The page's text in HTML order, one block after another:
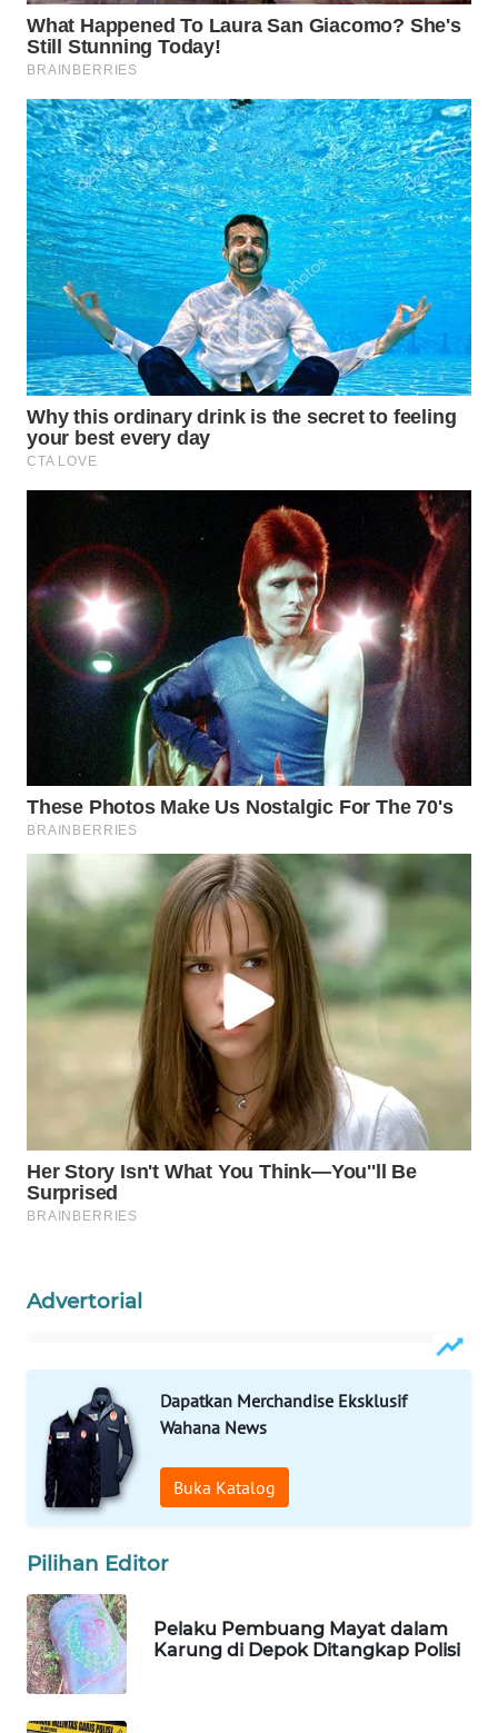
Advertorial
Dapatkan Merchandise Eksklusif
Wahana News
Buka Katalog
Pilihan Editor
Pelaku Pembuang Mayat dalam
Karung di Depok Ditangkap Polisi
WN
PRIANGAN
TIMUR
WN
SEMARANG
WN
SOLO
WN
BOROBUDUR
WN
MADURA
WN
SURABAYA
NATUNA
WN
BINTAN
WN
MANDALIKA
WN
LIKUPANG
WN
LABUANBAJO
Wahana
WAHANA
TANI
ADVOKAT
INFRASTRUKTUR
WAHANA
KONSUMEN
WAHANA
LISTRIK
WAHANA
TRAVEL
WAHANA